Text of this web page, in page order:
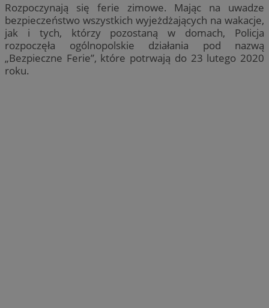
Rozpoczynają się ferie zimowe. Mając na uwadze
bezpieczeństwo wszystkich wyjeżdżających na wakacje,
jak i tych, którzy pozostaną w domach, Policja
rozpoczęła ogólnopolskie działania pod nazwą
„Bezpieczne Ferie”, które potrwają do 23 lutego 2020
roku.